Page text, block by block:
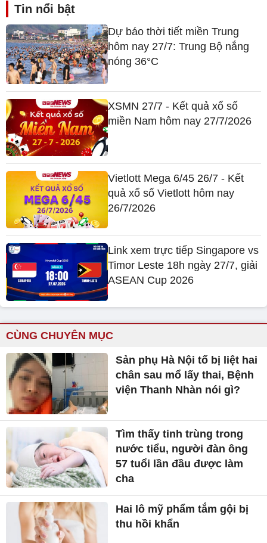
Tin nổi bật
Dự báo thời tiết miền Trung
hôm nay 27/7: Trung Bộ nắng
nóng 36°C
XSMN 27/7 - Kết quả xổ số
miền Nam hôm nay 27/7/2026
Vietlott Mega 6/45 26/7 - Kết
quả xổ số Vietlott hôm nay
26/7/2026
Link xem trực tiếp Singapore vs
Timor Leste 18h ngày 27/7, giải
ASEAN Cup 2026
CÙNG CHUYÊN MỤC
Sản phụ Hà Nội tố bị liệt hai
chân sau mổ lấy thai, Bệnh
viện Thanh Nhàn nói gì?
Tìm thấy tinh trùng trong
nước tiểu, người đàn ông
57 tuổi lần đầu được làm
cha
Hai lô mỹ phẩm tắm gội bị
thu hồi khẩn